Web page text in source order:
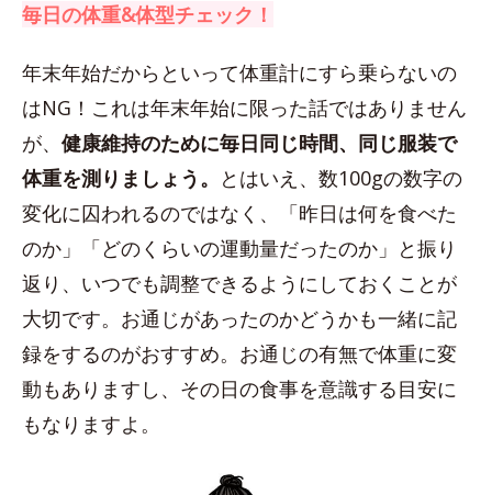
毎日の体重&体型チェック！
年末年始だからといって体重計にすら乗らないの
はNG！これは年末年始に限った話ではありません
が、 健康維持のために毎日同じ時間、同じ服装で
体重を測りましょう。 とはいえ、数100gの数字の
変化に囚われるのではなく、「昨日は何を食べた
のか」「どのくらいの運動量だったのか」と振り
返り、いつでも調整できるようにしておくことが
大切です。お通じがあったのかどうかも一緒に記
録をするのがおすすめ。お通じの有無で体重に変
動もありますし、その日の食事を意識する目安に
もなりますよ。